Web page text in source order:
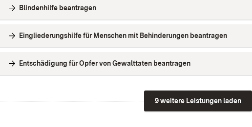
Blindenhilfe beantragen
Eingliederungshilfe für Menschen mit Behinderungen beantragen
Entschädigung für Opfer von Gewalttaten beantragen
9 weitere Leistungen laden